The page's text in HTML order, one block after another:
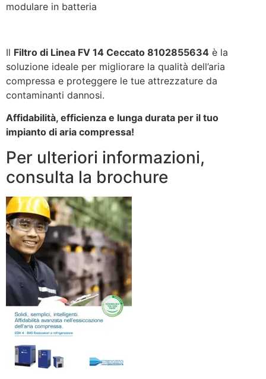
modulare in batteria
Il Filtro di Linea FV 14 Ceccato 8102855634 è la
soluzione ideale per migliorare la qualità dell’aria
compressa e proteggere le tue attrezzature da
contaminanti dannosi.
Affidabilità, efficienza e lunga durata per il tuo
impianto di aria compressa!
Per ulteriori informazioni,
consulta la brochure